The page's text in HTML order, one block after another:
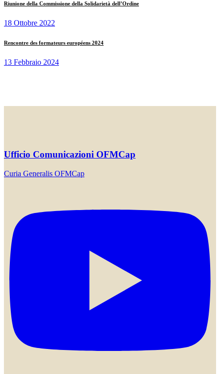
Riunione della Commissione della Solidarietà dell’Ordine
18 Ottobre 2022
Rencontre des formateurs européens 2024
13 Febbraio 2024
Ufficio Comunicazioni OFMCap
Curia Generalis OFMCap